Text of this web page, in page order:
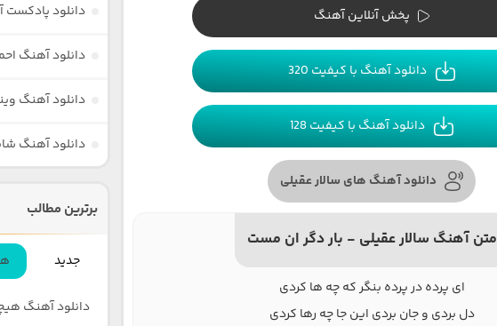
پخش آنلاین آهنگ
دانلود آهنگ با کیفیت 320
دانلود آهنگ با کیفیت 128
دانلود آهنگ های سالار عقیلی
متن آهنگ سالار عقیلی - بار دگر ان مست
ای پرده در پرده بنگر که چه ها کردی
دل بردی و جان بردی این جا چه رها کردی
دانلود پادکست
دانلود آهنگ
دانلود آهنگ
دانلود آهنگ
برترین مطالب
جدید
دانلود آهنگ